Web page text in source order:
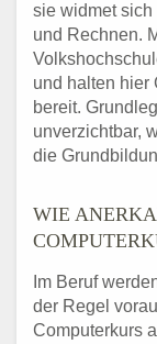
sie widmet
und Rechnen.
und halten hier
bereit.
unverzichtbar,
die
WIE
Im Beruf
der Regel
Computerkurs